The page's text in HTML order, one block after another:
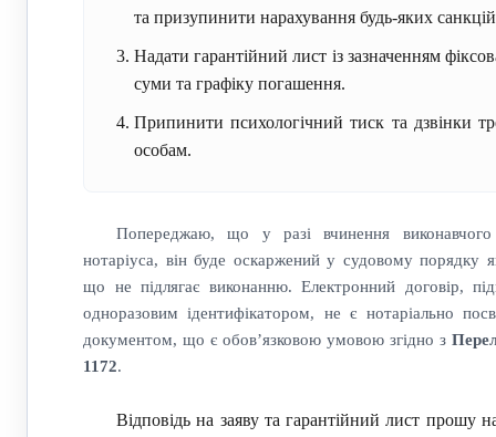
та призупинити нарахування будь-яких
Надати гарантійний лист із зазначенням
суми та графіку погашення.
Припинити психологічний тиск та дзвінки
особам.
Попереджаю, що у разі вчинення
нотаріуса, він буде оскаржений у судовому порядку
що не підлягає виконанню. Електронний договір,
одноразовим ідентифікатором, не є нотаріально
документом, що є обов’язковою умовою згідно з
1172.
Відповідь на заяву та гарантійний лист прошу